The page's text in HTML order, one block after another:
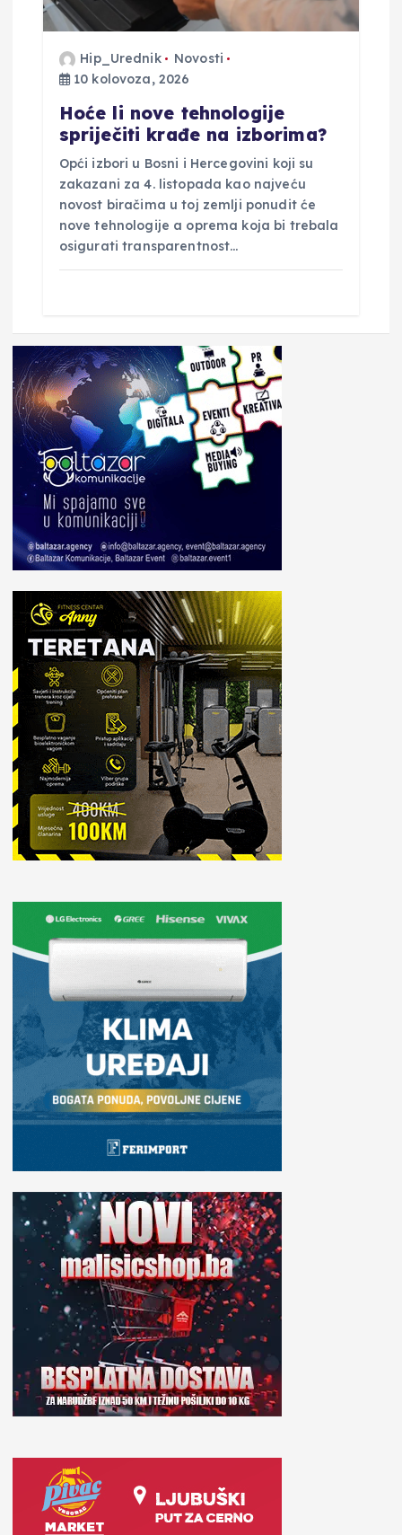
Hip_Urednik
Novosti
10 kolovoza, 2026
Hoće li nove tehnologije
spriječiti krađe na izborima?
Opći izbori u Bosni i Hercegovini koji su
zakazani za 4. listopada kao najveću
novost biračima u toj zemlji ponudit će
nove tehnologije a oprema koja bi trebala
osigurati transparentnost…